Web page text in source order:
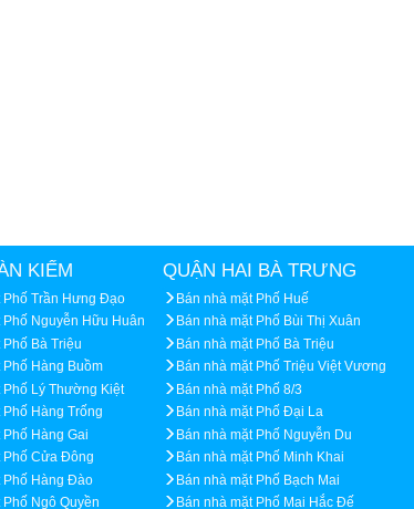
KIẾM
Phố Trần Hưng Đạo
Phố Nguyễn Hữu Huân
Bà Triệu
Phố Hàng Buồm
Phố Lý Thường Kiệt
Phố Hàng Trống
Hàng Gai
Phố Cửa Đông
Phố Hàng Đào
Phố Ngô Quyền
QUẬN HAI BÀ TRƯNG
Bán nhà mặt Phố Huế
Bán nhà mặt Phố Bùi Thị Xuân
Bán nhà mặt Phố Bà Triệu
Bán nhà mặt Phố Triệu Việt Vương
Bán nhà mặt Phố 8/3
Bán nhà mặt Phố Đại La
Bán nhà mặt Phố Nguyễn Du
Bán nhà mặt Phố Minh Khai
Bán nhà mặt Phố Bạch Mai
Bán nhà mặt Phố Mai Hắc Đế